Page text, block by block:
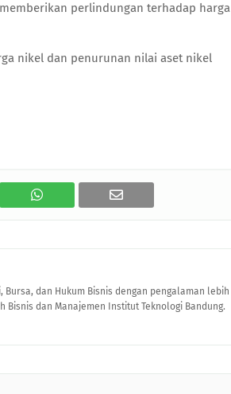
perlindungan terhadap harga
nikel dan penurunan nilai aset nikel
dan Hukum Bisnis dengan pengalaman lebih
Bisnis dan Manajemen Institut Teknologi Bandung.